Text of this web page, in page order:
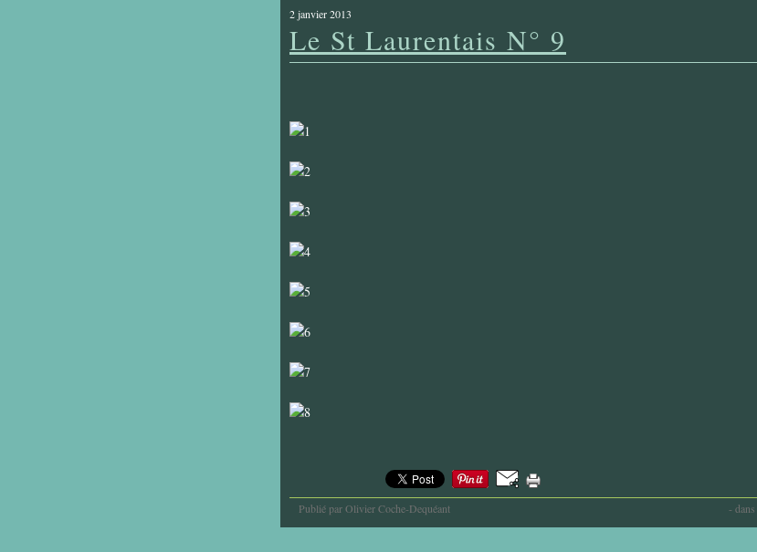
2 janvier 2013
Le St Laurentais N° 9
Publié par Olivier Coche-Dequéant - dans